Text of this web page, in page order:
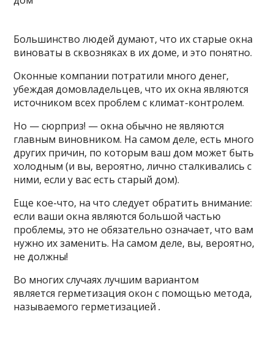
Большинство людей думают, что их старые окна
виноваты в сквозняках в их доме, и это понятно.
Оконные компании потратили много денег,
убеждая домовладельцев, что их окна являются
источником всех проблем с климат-контролем.
Но — сюрприз! — окна обычно не являются
главным виновником. На самом деле, есть много
других причин, по которым ваш дом может быть
холодным (и вы, вероятно, лично сталкивались с
ними, если у вас есть старый дом).
Еще кое-что, на что следует обратить внимание:
если ваши окна являются большой частью
проблемы, это не обязательно означает, что вам
нужно их заменить. На самом деле, вы, вероятно,
не должны!
Во многих случаях лучшим вариантом
является герметизация окон с помощью метода,
называемого герметизацией.